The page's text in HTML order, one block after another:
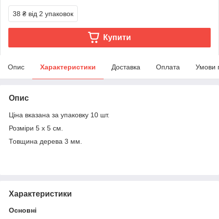
38 ₴ від 2 упаковок
Купити
Опис Характеристики Доставка Оплата Умови
Опис
Ціна вказана за упаковку 10 шт.
Розміри 5 х 5 см.
Товщина дерева 3 мм.
Характеристики
Основні